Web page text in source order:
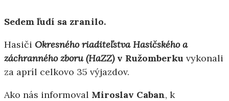
Sedem ľudí sa zranilo.
Hasiči Okresného riaditeľstva Hasičského a
záchranného zboru(HaZZ) v Ružomberku vykonali
za apríl celkovo 35 výjazdov.
Ako nás informoval Miroslav Caban, k